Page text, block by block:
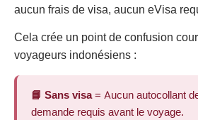
aucun frais de visa, aucun eVisa
Cela crée un point de confusion
voyageurs indonésiens :
📘 Sans visa= Aucun autocollant
demande requis avant le voyage.